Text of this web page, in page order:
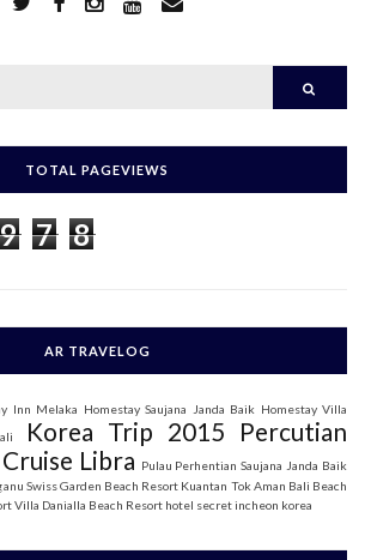
TOTAL PAGEVIEWS
9 7 8
AR TRAVELOG
Inn Melaka Homestay Saujana Janda Baik Homestay Villa
Korea Trip 2015 Percutian
Libra Pulau Perhentian Saujana Janda Baik
Swiss Garden Beach Resort Kuantan Tok Aman Bali Beach
Villa Danialla Beach Resort hotel secret incheon korea